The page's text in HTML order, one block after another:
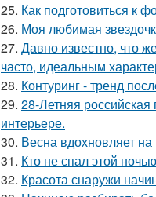
25. Как подготовиться к
26. Моя любимая
27. Давно известно, что
часто, идеальным
28. Контуринг - тренд
29. 28-Летняя
интерьере.
30. Весна вдохновляет
31. Кто не спал этой
32. Красота снаружи